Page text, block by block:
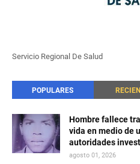
Servicio Regional De Salud
POPULARES
Hombre fallece
vida en medio de
autoridades
agosto 01, 2026